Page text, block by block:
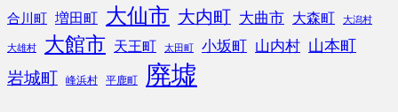
合川町 増田町 大仙市 大内町 大曲市 大森町 大潟村
大雄村 大館市 天王町 太田町 小坂町 山内村 山本町
岩城町 峰浜村 平鹿町 廃墟